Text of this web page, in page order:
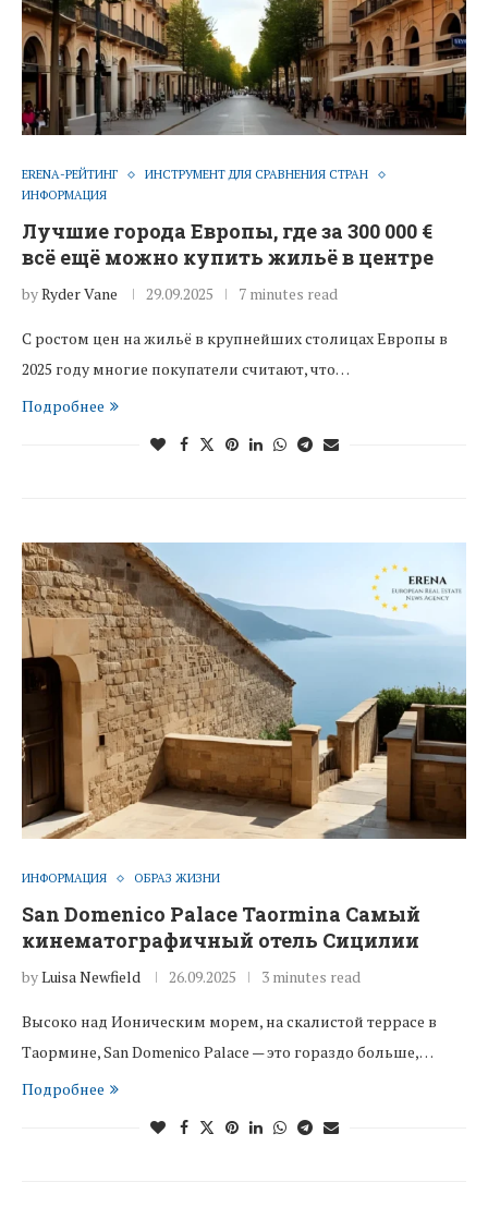
ERENA-РЕЙТИНГ
ИНСТРУМЕНТ ДЛЯ СРАВНЕНИЯ СТРАН
ИНФОРМАЦИЯ
Лучшие города Европы, где за 300 000 €
всё ещё можно купить жильё в центре
byRyder Vane 29.09.2025 7 minutes read
С ростом цен на жильё в крупнейших столицах Европы в
2025 году многие покупатели считают, что…
Подробнее
ИНФОРМАЦИЯ ОБРАЗ ЖИЗНИ
San Domenico Palace Taormina Самый
кинематографичный отель Сицилии
byLuisa Newfield 26.09.2025 3 minutes read
Высоко над Ионическим морем, на скалистой террасе в
Таормине, San Domenico Palace — это гораздо больше,…
Подробнее